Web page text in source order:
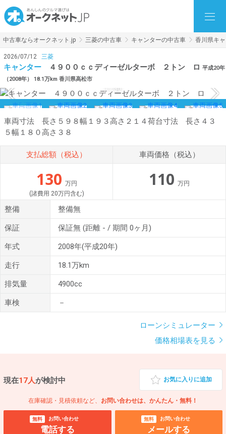
中古車ならオークネット.jp 三菱の中古車 キャンターの中古車 香川県キ
2026/07/12 三菱
キャンター ４９００ｃｃディーゼルターボ ２トン ロ 平成20年
（2008年） 18.1万km 香川県高松市
30
車両寸法 長さ５９８幅１９３高さ２１４荷台寸法 長さ４３
５幅１８０高さ３８
支払総額（税込）
130 万円
(諸費用 20万円含む)
車両価格（税込）
110 万円
整備 整備無
保証 保証無 (距離 - / 期間 0ヶ月)
年式 2008年(平成20年)
走行 18.1万km
排気量 4900cc
車検 －
ローンシミュレーター
価格相場表を見る
現在17人が検討中 お気に入りに追加
在庫確認・見積依頼など、 お問い合わせは、かんたん・無料！
無料 お問い合わせ
電話する
無料 お問い合わせ
メールする